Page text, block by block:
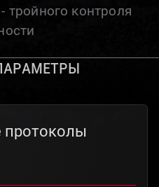
тройного контроля